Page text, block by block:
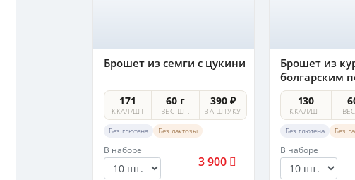
Брошет из семги с цукини
171
ККАЛ/ШТ
60 г
ВЕС ШТ.
390 ₽
ЗА ШТУКУ
Без глютена Без лактозы
В наборе
3 900
Брошет из
болгарским
130
ККАЛ/ШТ
Без глютена Без
В наборе